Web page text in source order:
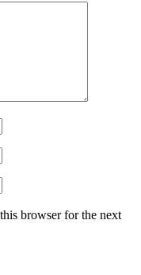
browser for the next